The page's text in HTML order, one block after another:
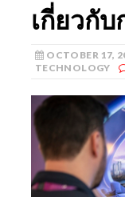
เกี่ยวกั
OCTOBER 17,
TECHNOLOGY